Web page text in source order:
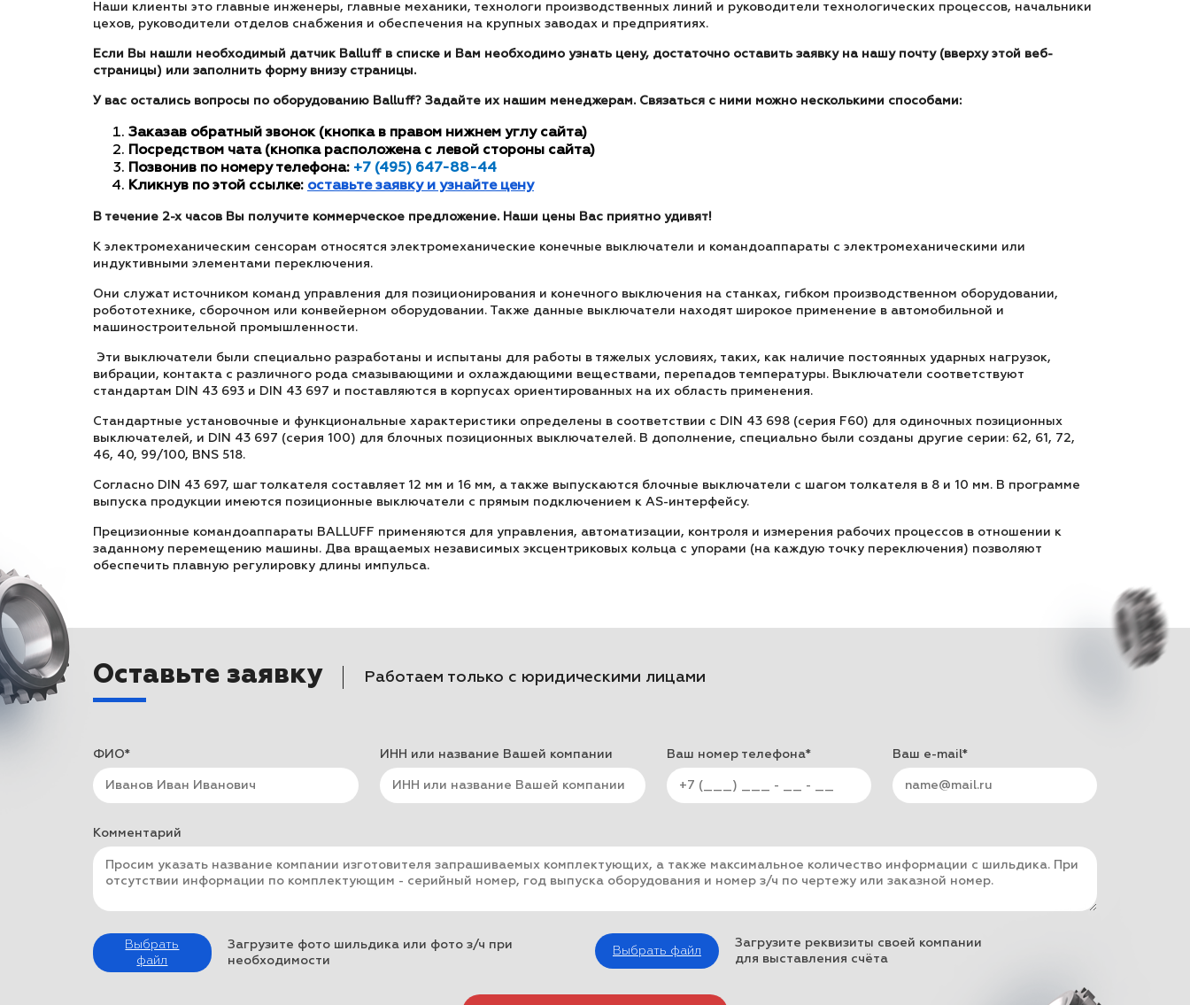
Наши клиенты это главные инженеры, главные механики, технологи производственных линий и руководители технологических процессов, начальники
цехов, руководители отделов снабжения и обеспечения на крупных заводах и предприятиях.
Если Вы нашли необходимый датчик Balluff в списке и Вам необходимо узнать цену, достаточно оставить заявку на нашу почту (вверху этой веб-
страницы) или заполнить форму внизу страницы.
У вас остались вопросы по оборудованию Balluff? Задайте их нашим менеджерам. Связаться с ними можно несколькими способами:
Заказав обратный звонок (кнопка в правом нижнем углу сайта)
Посредством чата (кнопка расположена с левой стороны сайта)
Позвонив по номеру телефона: +7 (495) 647-88-44
Кликнув по этой ссылке: оставьте заявку и узнайте цену
В течение 2-х часов Вы получите коммерческое предложение. Наши цены Вас приятно удивят!
К электромеханическим сенсорам относятся электромеханические конечные выключатели и командоаппараты с электромеханическими или
индуктивными элементами переключения.
Они служат источником команд управления для позиционирования и конечного выключения на станках, гибком производственном оборудовании,
робототехнике, сборочном или конвейерном оборудовании. Также данные выключатели находят широкое применение в автомобильной и
машиностроительной промышленности.
Эти выключатели были специально разработаны и испытаны для работы в тяжелых условиях, таких, как наличие постоянных ударных нагрузок,
вибрации, контакта с различного рода смазывающими и охлаждающими веществами, перепадов температуры. Выключатели соответствуют
стандартам DIN 43 693 и DIN 43 697 и поставляются в корпусах ориентированных на их область применения.
Стандартные установочные и функциональные характеристики определены в соответствии с DIN 43 698 (серия F60) для одиночных позиционных
выключателей, и DIN 43 697 (серия 100) для блочных позиционных выключателей. В дополнение, специально были созданы другие серии: 62, 61, 72,
46, 40, 99/100, BNS 518.
Согласно DIN 43 697, шаг толкателя составляет 12 мм и 16 мм, а также выпускаются блочные выключатели с шагом толкателя в 8 и 10 мм. В программе
выпуска продукции имеются позиционные выключатели с прямым подключением к AS-интерфейсу.
Прецизионные командоаппараты BALLUFF применяются для управления, автоматизации, контроля и измерения рабочих процессов в отношении к
заданному перемещению машины. Два вращаемых независимых эксцентриковых кольца с упорами (на каждую точку переключения) позволяют
обеспечить плавную регулировку длины импульса.
Оставьте заявку Работаем только с юридическими лицами
ФИО* ИНН или название Вашей компании Ваш номер телефона* Ваш e-mail*
Комментарий
Выбрать
файл
Загрузите фото шильдика или фото з/ч при
необходимости
Выбрать файл
Загрузите реквизиты своей компании
для выставления счёта